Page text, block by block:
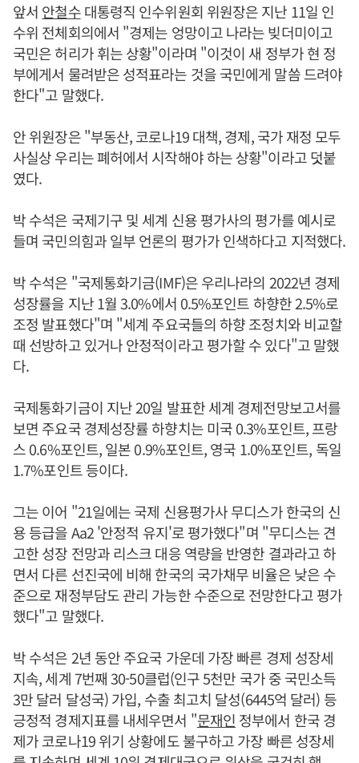
앞서 안철수대통령직 인수위원회 위원장은 지난 11일 인
수위 전체회의에서 "경제는 엉망이고 나라는 빚더미이고
국민은 허리가 휘는 상황"이라며 "이것이 새 정부가 현 정
부에게서 물려받은 성적표라는 것을 국민에게 말씀 드려야
한다"고 말했다.
안 위원장은 "부동산, 코로나19 대책, 경제, 국가 재정 모두
사실상 우리는 폐허에서 시작해야 하는 상황"이라고 덧붙
였다.
박 수석은 국제기구 및 세계 신용 평가사의 평가를 예시로
들며 국민의힘과 일부 언론의 평가가 인색하다고 지적했다.
박 수석은 "국제통화기금(IMF)은 우리나라의 2022년 경제
성장률을 지난 1월 3.0%에서 0.5%포인트 하향한 2.5%로
조정 발표했다"며 "세계 주요국들의 하향 조정치와 비교할
때 선방하고 있거나 안정적이라고 평가할 수 있다"고 말했
다.
국제통화기금이 지난 20일 발표한 세계 경제전망보고서를
보면 주요국 경제성장률 하향치는 미국 0.3%포인트, 프랑
스 0.6%포인트, 일본 0.9%포인트, 영국 1.0%포인트, 독일
1.7%포인트 등이다.
그는 이어 "21일에는 국제 신용평가사 무디스가 한국의 신
용 등급을 Aa2 '안정적 유지'로 평가했다"며 "무디스는 견
고한 성장 전망과 리스크 대응 역량을 반영한 결과라고 하
면서 다른 선진국에 비해 한국의 국가채무 비율은 낮은 수
준으로 재정부담도 관리 가능한 수준으로 전망한다고 평가
했다"고 말했다.
박 수석은 2년 동안 주요국 가운데 가장 빠른 경제 성장세
지속, 세계 7번째 30-50클럽(인구 5천만 국가 중 국민소득
3만 달러 달성국) 가입, 수출 최고치 달성(6445억 달러) 등
긍정적 경제지표를 내세우면서 "문재인 정부에서 한국 경
제가 코로나19 위기 상황에도 불구하고 가장 빠른 성장세